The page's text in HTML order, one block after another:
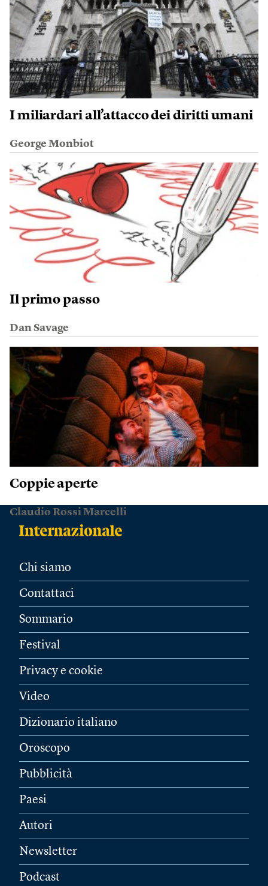
I miliardari all’attacco dei diritti umani
George Monbiot
Il primo passo
Dan Savage
Coppie aperte
Claudio Rossi Marcelli
Chi siamo
Contattaci
Sommario
Festival
Privacy e cookie
Video
Dizionario italiano
Oroscopo
Pubblicità
Paesi
Autori
Newsletter
Podcast